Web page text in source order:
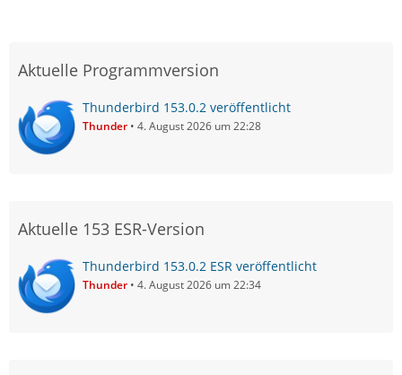
Aktuelle Programmversion
Thunderbird 153.0.2 veröffentlicht
Thunder 4. August 2026 um 22:28
Aktuelle 153 ESR-Version
Thunderbird 153.0.2 ESR veröffentlicht
Thunder 4. August 2026 um 22:34